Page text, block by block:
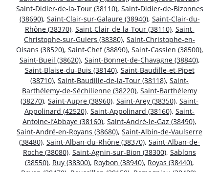
Saint-Didier-de-la-Tour (38110), Saint-Didier-de-Bizonnes
(38690), Saint-Clair-sur-Galaure (38940), Saint-Clair-du-
Rhône (38370), Saint-Clair-de-la-Tour (38110), Saint-
Christophe-sur-Guiers (38380), Saint-Christophe-en-
Oisans (38520), Saint-Chef (38890), Saint-Cassien (38500),
Saint-Bueil (38620), Saint-Bonnet-de-Chavagne (38840),
Saint-Blaise-du-Buis (38140), Saint-Baudille-et-Pipet
(38710), Saint-Baudille-de-la-Tour (38118), Saint-
Barthélemy-de-Séchilienne (38220), Saint-Barthélemy
(38270), Saint-Aupre (38960), Saint-Arey (38350), Saint-
Appolinard (42520), Saint-Appolinard (38160), Saint-
Antoine-l’Abbaye (38160), Saint-André-le-Gaz (38490),
Saint-André-en-Royans (38680), Saint-Albin-de-Vaulserre
(38480), Saint-Alban-du-Rhône (38370), Saint-Alban-de-
Roche (38080), Saint-Agnin-sur-Bion (38300), Sablons
(38550), Ruy (38300), Roybon (38940), Royas (38440),